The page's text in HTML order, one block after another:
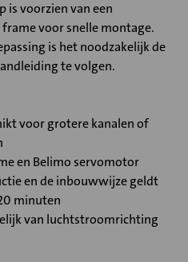
is voorzien van een
voor snelle montage.
is het noodzakelijk de
te volgen.
voor grotere kanalen of
en Belimo servomotor
en de inbouwwijze geldt
minuten
van luchtstroomrichting